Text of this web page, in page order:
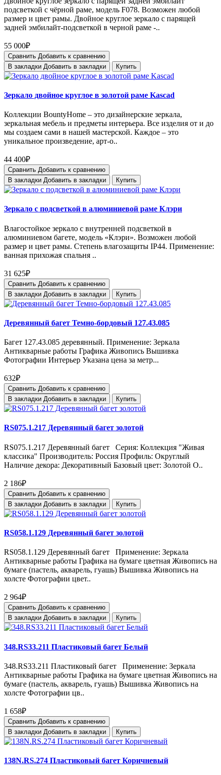
подсветкой с чёрной раме, модель F078. Возможен любой
размер и цвет рамы. Двойное круглое зеркало с парящей
задней эмбилайт-подсветкой в черной раме -..
55 000₽
Сравнить Добавить к сравнению
В закладки Добавить в закладки Купить
Зеркало двойное круглое в золотой раме Kascad
Коллекции BountyHome – это дизайнерские зеркала,
зеркальная мебель и предметы интерьера. Все изделия от и до
мы создаем сами в нашей мастерской. Каждое – это
уникальное произведение, арт-о..
44 400₽
Сравнить Добавить к сравнению
В закладки Добавить в закладки Купить
Зеркало с подсветкой в алюминиевой раме Клэри
Влагостойкое зеркало с внутренней подсветкой в
алюминиевом багете, модель «Клэри». Возможен любой
размер и цвет рамы. Степень влагозащиты IP44. Применение:
ванная прихожая спальня ..
31 625₽
Сравнить Добавить к сравнению
В закладки Добавить в закладки Купить
Деревянный багет Темно-бордовый 127.43.085
Багет 127.43.085 деревянный. Применение: Зеркала
Антикварные работы Графика Живопись Вышивка
Фотографии Интерьер Указана цена за метр...
632₽
Сравнить Добавить к сравнению
В закладки Добавить в закладки Купить
RS075.1.217 Деревянный багет золотой
RS075.1.217 Деревянный багет Серия: Коллекция "Живая
классика" Производитель: Россия Профиль: Округлый
Наличие декора: Декоративный Базовый цвет: Золотой О..
2 186₽
Сравнить Добавить к сравнению
В закладки Добавить в закладки Купить
RS058.1.129 Деревянный багет золотой
RS058.1.129 Деревянный багет Применение: Зеркала
Антикварные работы Графика на бумаге цветная Живопись на
бумаге (пастель, акварель, гуашь) Вышивка Живопись на
холсте Фотографии цвет..
2 964₽
Сравнить Добавить к сравнению
В закладки Добавить в закладки Купить
348.RS33.211 Пластиковый багет Белый
348.RS33.211 Пластиковый багет Применение: Зеркала
Антикварные работы Графика на бумаге цветная Живопись на
бумаге (пастель, акварель, гуашь) Вышивка Живопись на
холсте Фотографии цв..
1 658₽
Сравнить Добавить к сравнению
В закладки Добавить в закладки Купить
138N.RS.274 Пластиковый багет Коричневый